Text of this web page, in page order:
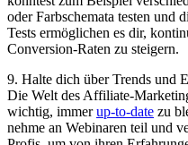
‌oder Farbschemata testen und
Tests ermöglichen es dir,
Conversion-Raten‍ zu steigern.
9. ‌Halte⁤ dich über Trends und⁢
Die Welt des Affiliate-
wichtig,​ immerup-to-date zu
nehme an Webinaren teil und